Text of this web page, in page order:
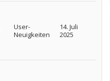
User-
Neuigkeiten
14. Juli
2025